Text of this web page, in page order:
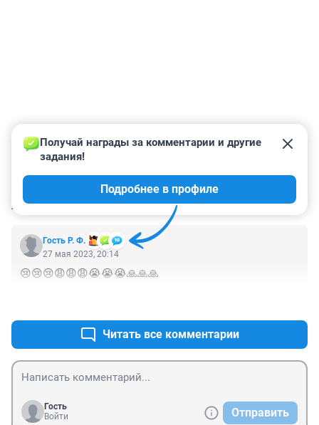
КОММЕНТАРИИ 1
Гость Р. Ф.
Получай награды за комментарии и другие
задания!
Подробнее в профиле
27 мая 2023, 20:14
😢😢😢😩😩😩😭😭😭🙏🙏🙏
Читать все комментарии
Гость
Войти
Отправить